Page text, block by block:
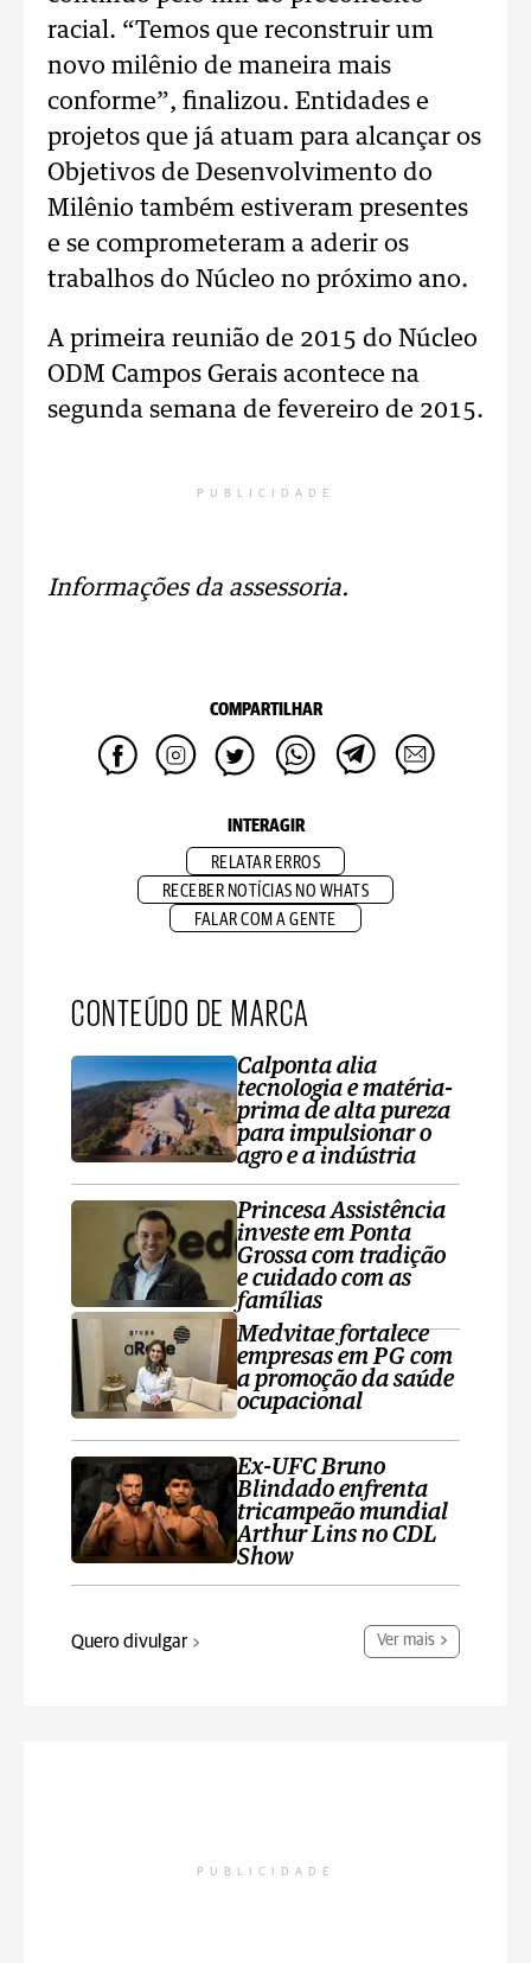
racial. “Temos que reconstruir um
novo milênio de maneira mais
conforme”, finalizou. Entidades e
projetos que já atuam para alcançar os
Objetivos de Desenvolvimento do
Milênio também estiveram presentes
e se comprometeram a aderir os
trabalhos do Núcleo no próximo ano.
A primeira reunião de 2015 do Núcleo
ODM Campos Gerais acontece na
segunda semana de fevereiro de 2015.
PUBLICIDADE
Informações da assessoria.
COMPARTILHAR
INTERAGIR
RELATAR ERROS
RECEBER NOTÍCIAS NO WHATS
FALAR COM A GENTE
CONTEÚDO DE MARCA
Calponta alia
tecnologia e matéria-
prima de alta pureza
para impulsionar o
agro e a indústria
Princesa Assistência
investe em Ponta
Grossa com tradição
e cuidado com as
famílias
Medvitae fortalece
empresas em PG com
a promoção da saúde
ocupacional
Ex-UFC Bruno
Blindado enfrenta
tricampeão mundial
Arthur Lins no CDL
Show
Quero divulgar Ver mais
PUBLICIDADE